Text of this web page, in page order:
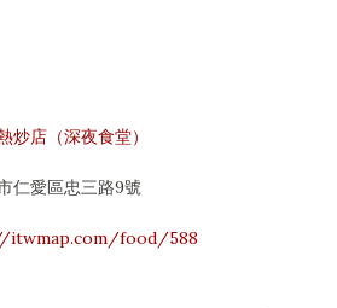
炒店（深夜食堂）
仁愛區忠三路9號
food/588